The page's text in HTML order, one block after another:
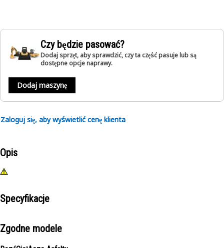
Czy będzie pasować?
Dodaj sprzęt, aby sprawdzić, czy ta część pasuje lub są
dostępne opcje naprawy.
Dodaj maszynę
Zaloguj się, aby wyświetlić cenę klienta
Opis
Specyfikacje
Zgodne modele